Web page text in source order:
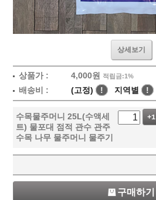
상세보기
상품가 : 4,000원 적립금:1%
배송비 : (고정) ! 지역별 !
수목물주머니 25L(수액세
트) 물포대 점적 관수 관주
수목 나무 물주머니 물주기
+1
구매하기